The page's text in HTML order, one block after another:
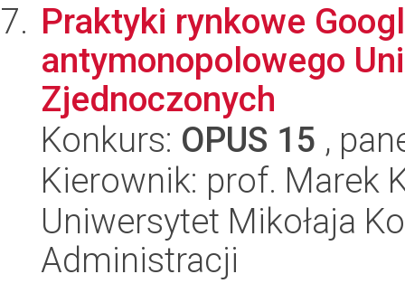
Praktyki rynkowe
antymonopolowego
Zjednoczonych
Konkurs: OPUS 15 ,
Kierownik: prof. Marek
Uniwersytet Mikołaja
Administracji